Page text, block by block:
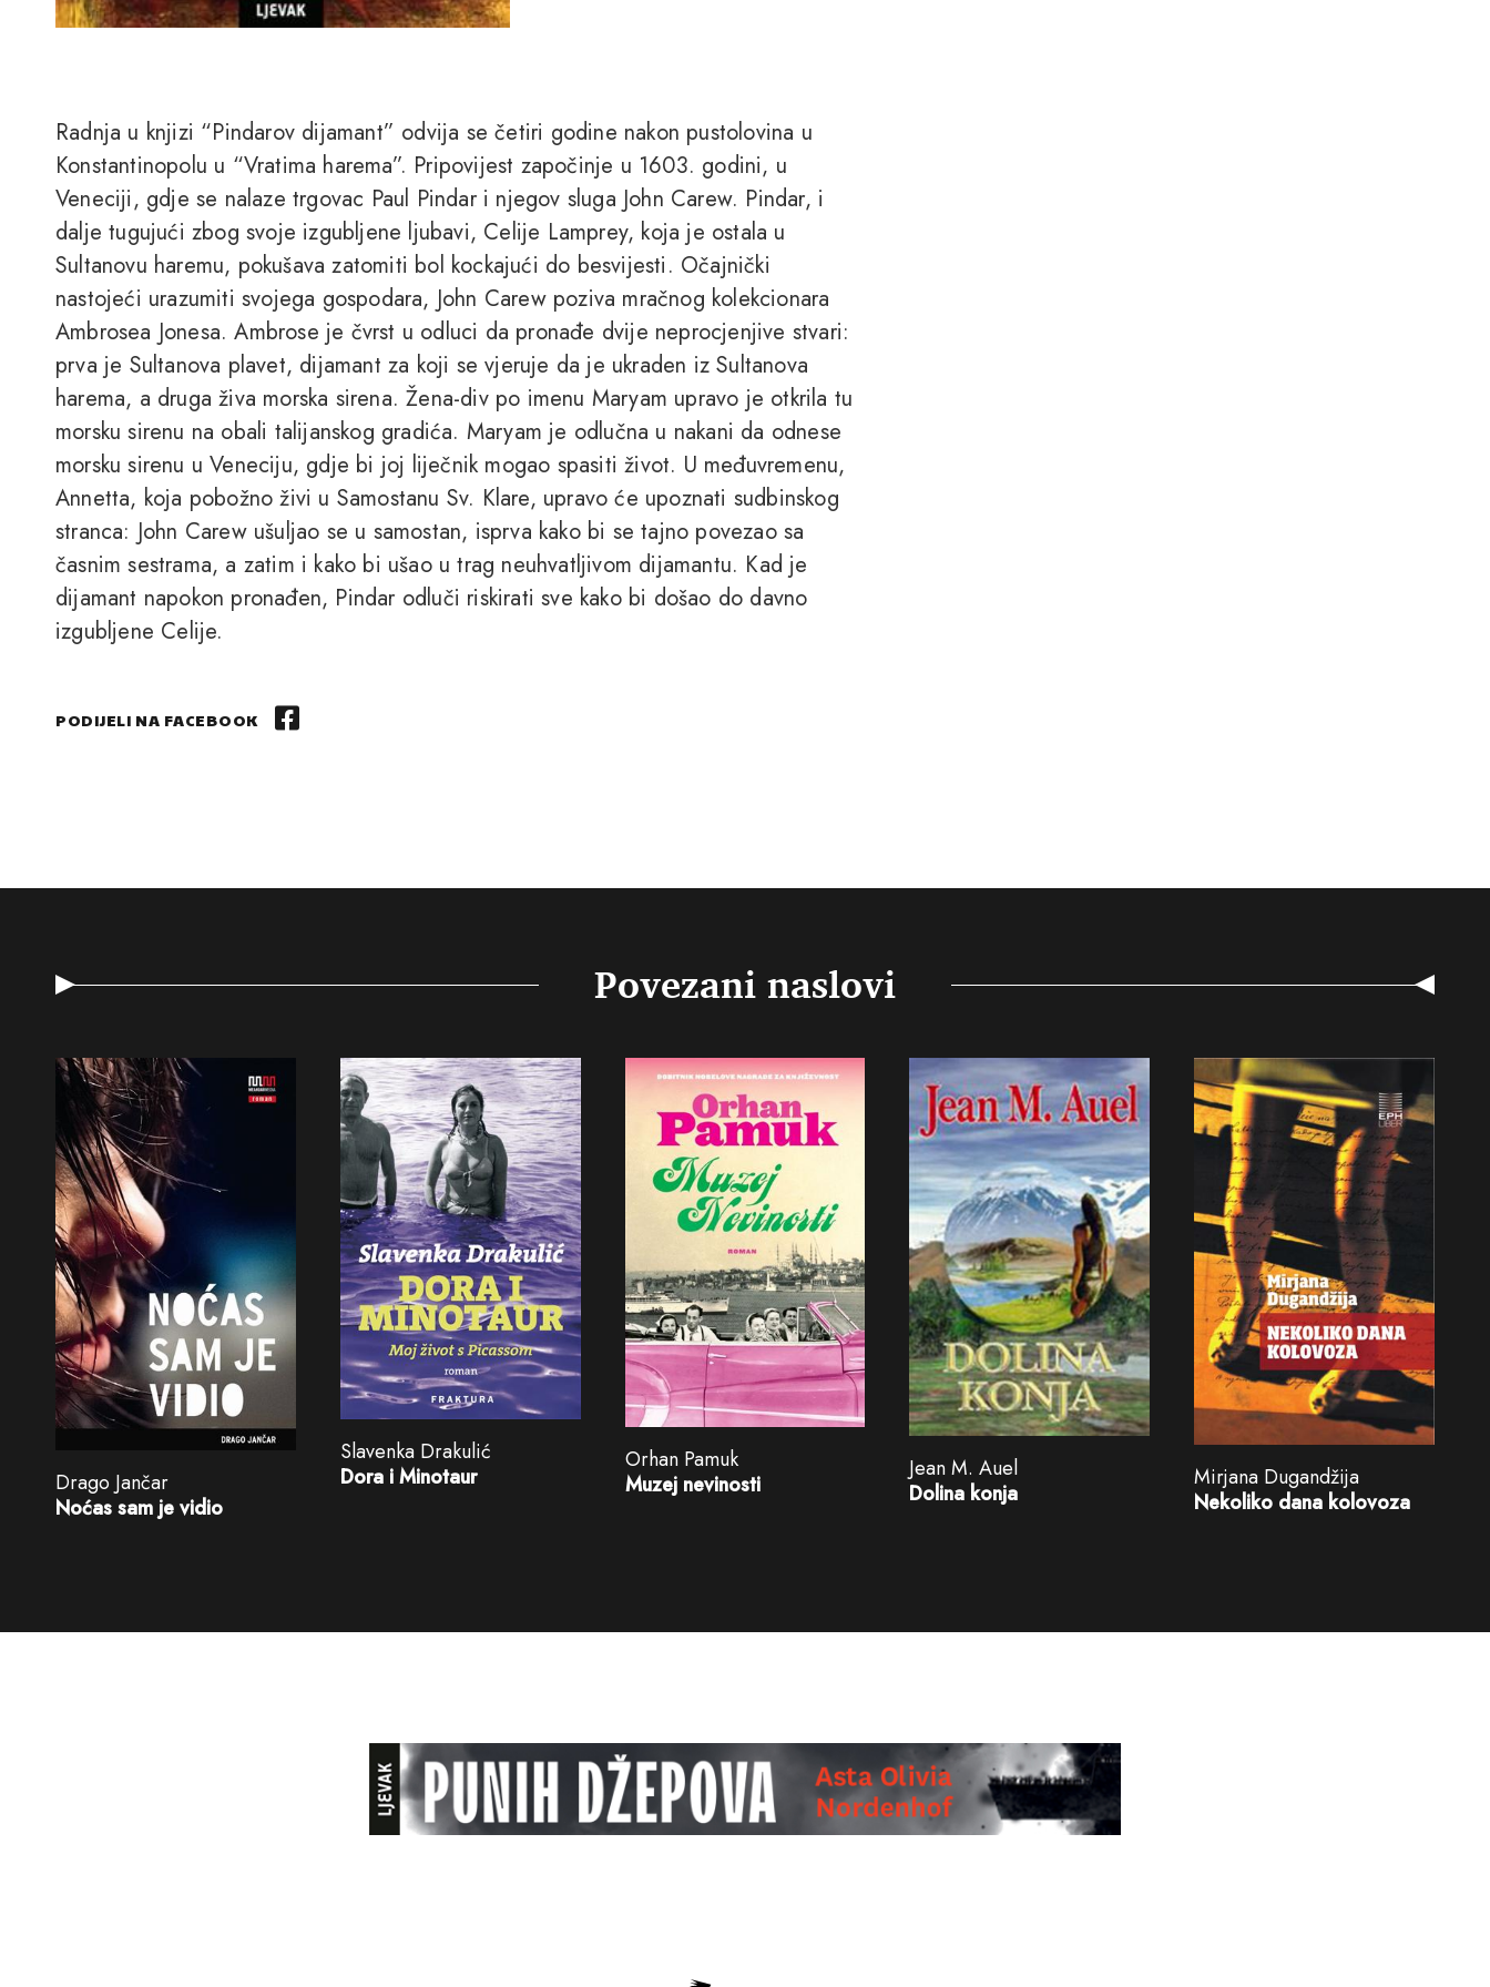
Radnja u knjizi “Pindarov dijamant” odvija se četiri godine nakon pustolovina u
Konstantinopolu u “Vratima harema”. Pripovijest započinje u 1603. godini, u
Veneciji, gdje se nalaze trgovac Paul Pindar i njegov sluga John Carew. Pindar, i
dalje tugujući zbog svoje izgubljene ljubavi, Celije Lamprey, koja je ostala u
Sultanovu haremu, pokušava zatomiti bol kockajući do besvijesti. Očajnički
nastojeći urazumiti svojega gospodara, John Carew poziva mračnog kolekcionara
Ambrosea Jonesa. Ambrose je čvrst u odluci da pronađe dvije neprocjenjive stvari:
prva je Sultanova plavet, dijamant za koji se vjeruje da je ukraden iz Sultanova
harema, a druga živa morska sirena. Žena-div po imenu Maryam upravo je otkrila tu
morsku sirenu na obali talijanskog gradića. Maryam je odlučna u nakani da odnese
morsku sirenu u Veneciju, gdje bi joj liječnik mogao spasiti život. U međuvremenu,
Annetta, koja pobožno živi u Samostanu Sv. Klare, upravo će upoznati sudbinskog
stranca: John Carew ušuljao se u samostan, isprva kako bi se tajno povezao sa
časnim sestrama, a zatim i kako bi ušao u trag neuhvatljivom dijamantu. Kad je
dijamant napokon pronađen, Pindar odluči riskirati sve kako bi došao do davno
izgubljene Celije.
PODIJELI NA FACEBOOK
Povezani naslovi
Drago Jančar
Noćas sam je vidio
Slavenka Drakulić
Dora i Minotaur
Orhan Pamuk
Muzej nevinosti
Jean M. Auel
Dolina konja
Mirjana Dugandžija
Nekoliko dana kolovoza